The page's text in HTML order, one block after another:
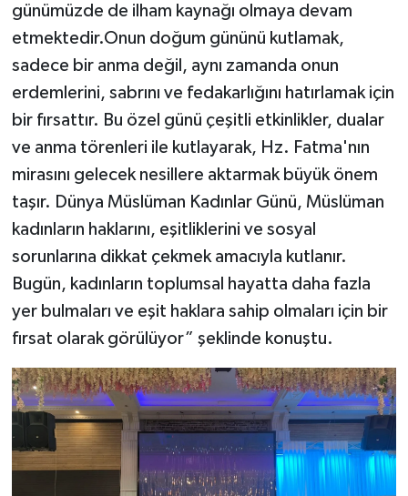
günümüzde de ilham kaynağı olmaya devam
etmektedir.Onun doğum gününü kutlamak,
sadece bir anma değil, aynı zamanda onun
erdemlerini, sabrını ve fedakarlığını hatırlamak için
bir fırsattır. Bu özel günü çeşitli etkinlikler, dualar
ve anma törenleri ile kutlayarak, Hz. Fatma'nın
mirasını gelecek nesillere aktarmak büyük önem
taşır. Dünya Müslüman Kadınlar Günü, Müslüman
kadınların haklarını, eşitliklerini ve sosyal
sorunlarına dikkat çekmek amacıyla kutlanır.
Bugün, kadınların toplumsal hayatta daha fazla
yer bulmaları ve eşit haklara sahip olmaları için bir
fırsat olarak görülüyor” şeklinde konuştu.